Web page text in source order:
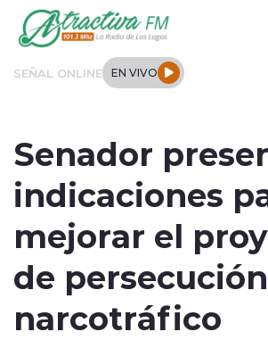
Click acá para ir directamente al
SEÑAL ONLINE EN VIVO
Regionales
Tendencias
Internacional
Senador
indicaciones
mejorar el
de
narcotráfico